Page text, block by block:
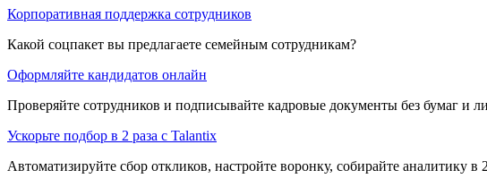
Корпоративная поддержка сотрудников
Какой соцпакет вы предлагаете семейным сотрудникам?
Оформляйте кандидатов онлайн
Проверяйте сотрудников и подписывайте кадровые документы без бумаг и
Ускорьте подбор в 2 раза с Talantix
Автоматизируйте сбор откликов, настройте воронку, собирайте аналитику в